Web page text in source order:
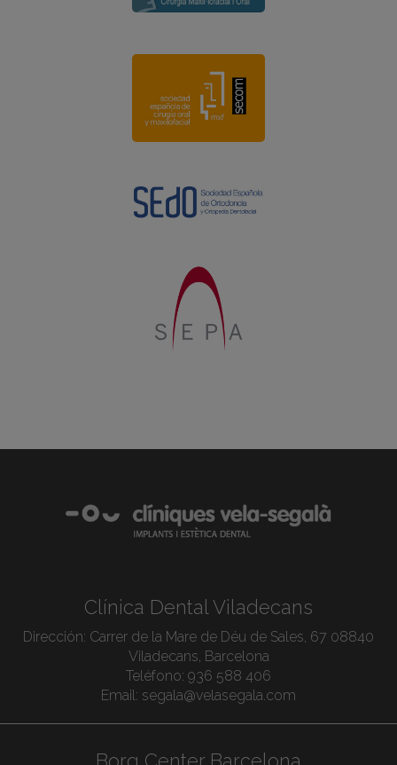
Clínica Dental Viladecans
Dirección: Carrer de la Mare de Déu de Sales, 67 08840
Viladecans, Barcelona
Teléfono: 936 588 406
Email: segala@velasegala.com
Borg Center Barcelona